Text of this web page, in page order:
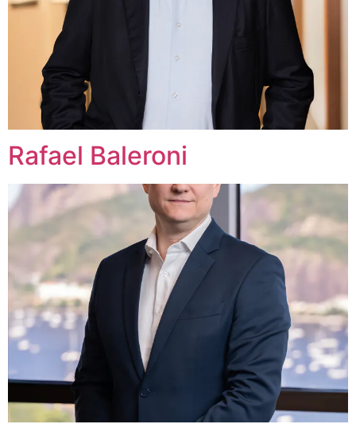
Rafael Baleroni